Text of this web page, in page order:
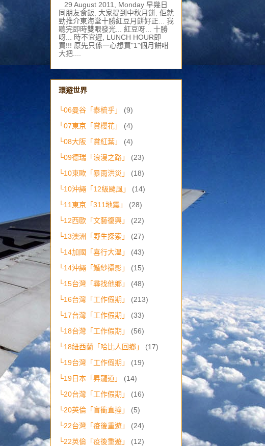
29 August 2011, Monday 早幾日
同朋友食飯, 大家提到中秋月餅, 佢就
勁推介東海堂十勝紅豆月餅好正... 我
聽完即時雙眼發光... 紅豆呀... 十勝
呀... 時不宜遲, LUNCH HOUR即
買!!! 原先只係一心想買"1"個月餅咁
大把....
環遊世界
└06曼谷「泰梳乎」
(9)
└07東京「賞櫻花」
(4)
└08大阪「賞紅葉」
(4)
└09德瑞「浪漫之路」
(23)
└10東歐「暴雨洪災」
(18)
└10沖繩「12級颱風」
(14)
└11東京「311地震」
(28)
└12西歐「文藝復興」
(22)
└13澳洲「野生探索」
(27)
└14加國「喜行大溫」
(43)
└14沖繩「婚紗攝影」
(15)
└15台灣「尋找他鄉」
(48)
└16台灣「工作假期」
(213)
└17台灣「工作假期」
(33)
└18台灣「工作假期」
(56)
└18紐西蘭「哈比人回鄉」
(17)
└19台灣「工作假期」
(19)
└19日本「昇龍道」
(14)
└20台灣「工作假期」
(16)
└20英倫「盲衝直撞」
(5)
└22台灣「疫後重遊」
(24)
└22英倫「疫後重遊」
(12)